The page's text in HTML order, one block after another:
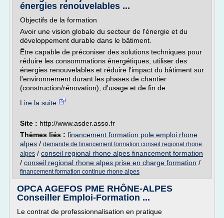
énergies renouvelables ...
Objectifs de la formation
Avoir une vision globale du secteur de l'énergie et du
développement durable dans le bâtiment.
Être capable de préconiser des solutions techniques pour
réduire les consommations énergétiques, utiliser des
énergies renouvelables et réduire l'impact du bâtiment sur
l'environnement durant les phases de chantier
(construction/rénovation), d'usage et de fin de...
Lire la suite
Site : http://www.asder.asso.fr
Thèmes liés : financement formation pole emploi rhone
alpes / demande de financement formation conseil regional rhone
alpes / conseil regional rhone alpes financement formation
/ conseil regional rhone alpes prise en charge formation /
financement formation continue rhone alpes
OPCA AGEFOS PME RHÔNE-ALPES
Conseiller Emploi-Formation ...
Le contrat de professionnalisation en pratique